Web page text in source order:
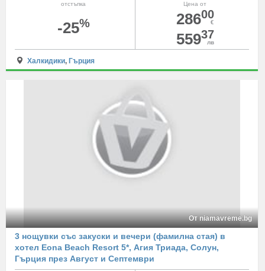
Цена от
28600
€
55937
лв
отстъпка
-25%
Халкидики, Гърция
От niamavreme.bg
3 нощувки със закуски и вечери (фамилна стая) в
хотел Eona Beach Resort 5*, Агия Триада, Солун,
Гърция през Август и Септември